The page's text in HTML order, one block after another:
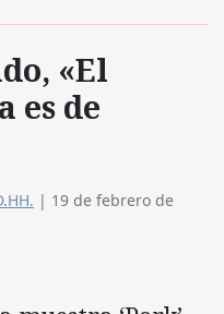
«El
es de
| 19 de febrero de